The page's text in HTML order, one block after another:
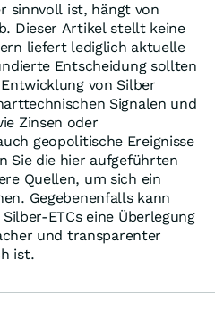
sinnvoll ist, hängt von
Dieser Artikel stellt keine
liefert lediglich aktuelle
Entscheidung sollten
von Silber
Signalen und
Zinsen oder
geopolitische Ereignisse
Sie die hier aufgeführten
Quellen, um sich ein
Gegebenenfalls kann
ETCs eine Überlegung
und transparenter
ist.